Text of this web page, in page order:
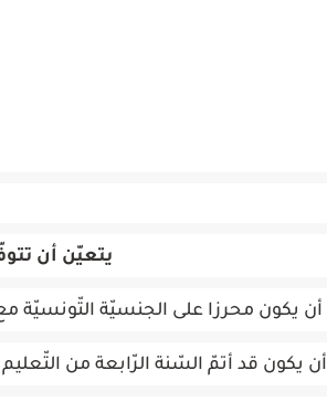
يتعيّن أن
أن يكون محرزا على الجنسيّة التّونسيّة
أن يكون قد أتمّ السّنة الرّابعة من